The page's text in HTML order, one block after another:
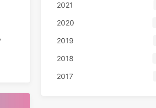
2021
2020
2019
2018
2017